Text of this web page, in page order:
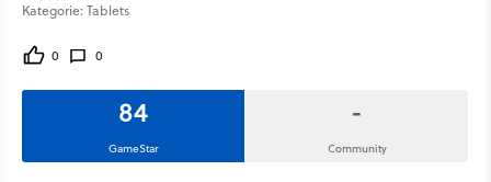
Kategorie: Tablets
0 0
84
GameStar
-
Community